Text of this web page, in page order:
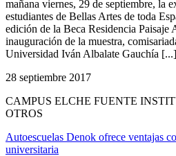
mañana viernes, 29 de septiembre, la
estudiantes de Bellas Artes de toda
edición de la Beca Residencia
inauguración de la muestra,
Universidad Iván Albalate Gauchía [...]
28 septiembre 2017
CAMPUS ELCHE FUENTE
OTROS
Autoescuelas Denok ofrece ventajas
universitaria